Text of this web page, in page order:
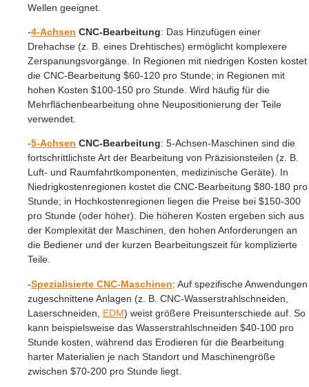
Wellen geeignet.
-4-Achsen CNC-Bearbeitung: Das Hinzufügen einer
Drehachse (z. B. eines Drehtisches) ermöglicht komplexere
Zerspanungsvorgänge. In Regionen mit niedrigen Kosten kostet
die CNC-Bearbeitung $60-120 pro Stunde; in Regionen mit
hohen Kosten $100-150 pro Stunde. Wird häufig für die
Mehrflächenbearbeitung ohne Neupositionierung der Teile
verwendet.
-5-Achsen CNC-Bearbeitung: 5-Achsen-Maschinen sind die
fortschrittlichste Art der Bearbeitung von Präzisionsteilen (z. B.
Luft- und Raumfahrtkomponenten, medizinische Geräte). In
Niedrigkostenregionen kostet die CNC-Bearbeitung $80-180 pro
Stunde; in Hochkostenregionen liegen die Preise bei $150-300
pro Stunde (oder höher). Die höheren Kosten ergeben sich aus
der Komplexität der Maschinen, den hohen Anforderungen an
die Bediener und der kurzen Bearbeitungszeit für komplizierte
Teile.
-Spezialisierte CNC-Maschinen: Auf spezifische Anwendungen
zugeschnittene Anlagen (z. B. CNC-Wasserstrahlschneiden,
Laserschneiden, EDM) weist größere Preisunterschiede auf. So
kann beispielsweise das Wasserstrahlschneiden $40-100 pro
Stunde kosten, während das Erodieren für die Bearbeitung
harter Materialien je nach Standort und Maschinengröße
zwischen $70-200 pro Stunde liegt.